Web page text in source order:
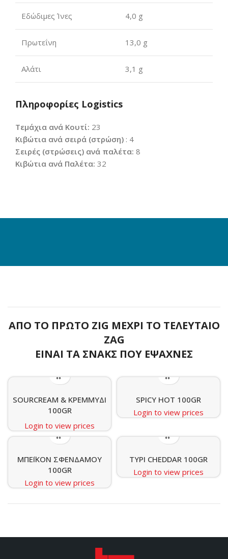
Εδώδιμες Ίνες 4,0 g
Πρωτεΐνη 13,0 g
Αλάτι 3,1 g
Πληροφορίες Logistics
Τεμάχια ανά Κουτί: 23
Κιβώτια ανά σειρά (στρώση) : 4
Σειρές (στρώσεις) ανά παλέτα: 8
Κιβώτια ανά Παλέτα: 32
ΑΠΟ ΤΟ ΠΡΩΤΟ ZIG ΜΕΧΡΙ ΤΟ ΤΕΛΕΥΤΑΙΟ
ZAG
ΕΙΝΑΙ ΤΑ ΣΝΑΚΣ ΠΟΥ ΕΨΑΧΝΕΣ
SOURCREAM & ΚΡΕΜΜΥΔΙ
100GR
Login to view prices
SPICY HOT 100GR
Login to view prices
ΜΠΕΪΚΟΝ ΣΦΕΝΔΑΜΟΥ
100GR
Login to view prices
ΤΥΡΙ CHEDDAR 100GR
Login to view prices